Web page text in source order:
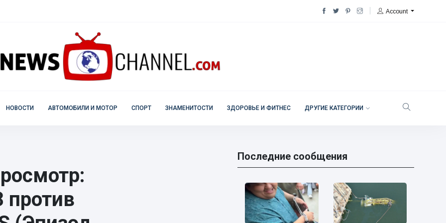
Account
НОВОСТИ АВТОМОБИЛИ И МОТОР СПОРТ ЗНАМЕНИТОСТИ ЗДОРОВЬЕ И ФИТНЕС ДРУГИЕ КАТЕГОРИИ
против
Последние сообщения